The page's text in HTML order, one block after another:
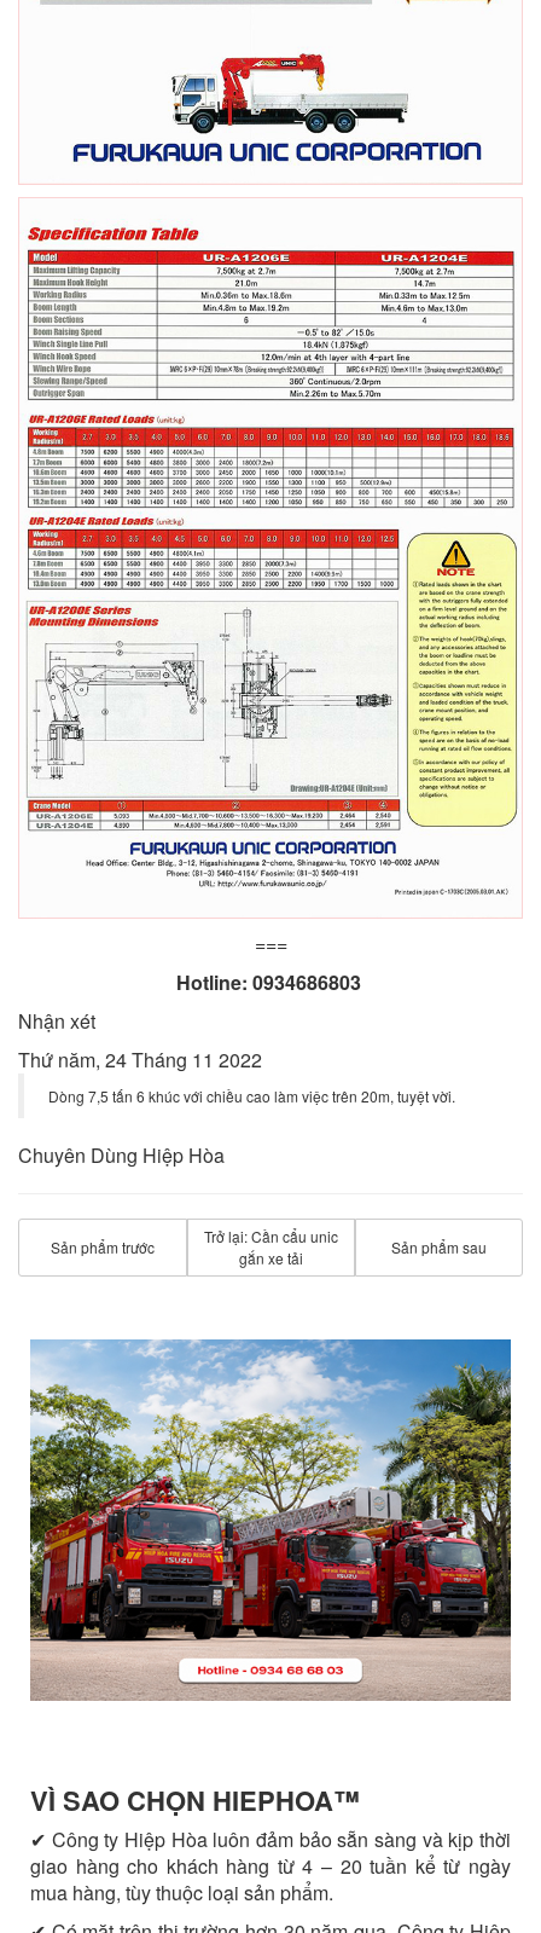
===
Hotline: 0934686803
Nhận xét
Thứ năm, 24 Tháng 11 2022
Dòng 7,5 tấn 6 khúc với chiều cao làm việc trên 20m, tuyệt vời.
Chuyên Dùng Hiệp Hòa
Sản phẩm trước
Trở lại: Cần cẩu unic
gắn xe tải
Sản phẩm sau
VÌ SAO CHỌN HIEPHOA™️
✔ Công ty Hiệp Hòa luôn đảm bảo sẵn sàng và kịp thời
giao hàng cho khách hàng từ 4 – 20 tuần kể từ ngày
mua hàng, tùy thuộc loại sản phẩm.